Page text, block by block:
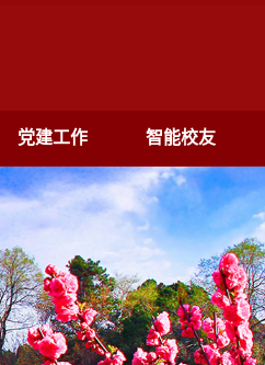
党建工作 智能校友